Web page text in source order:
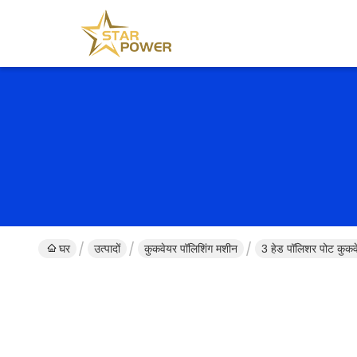
घर उत्पादों कुकवेयर पॉलिशिंग मशीन 3 हेड पॉलिशर पोट